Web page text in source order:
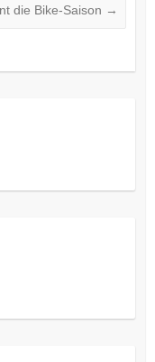
die Bike-Saison →